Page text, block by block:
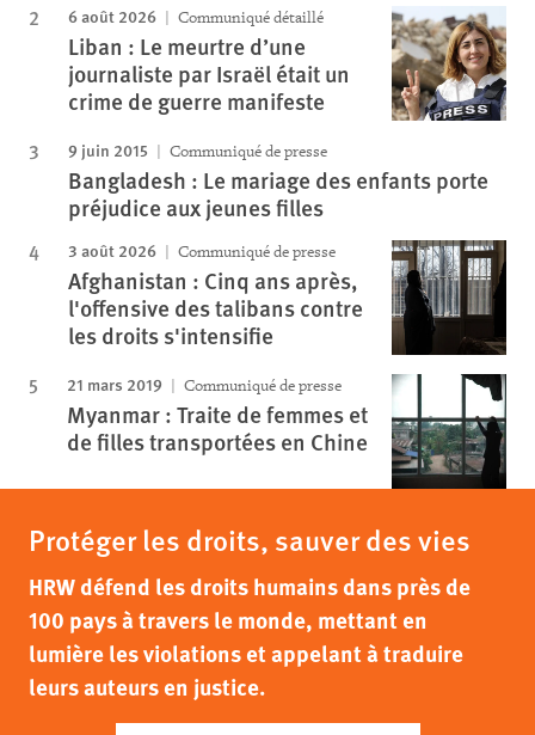
6 août 2026 Communiqué détaillé
Liban : Le meurtre d’une
journaliste par Israël était un
crime de guerre manifeste
9 juin 2015 Communiqué de presse
Bangladesh : Le mariage des enfants porte
préjudice aux jeunes filles
3 août 2026 Communiqué de presse
Afghanistan : Cinq ans après,
l'offensive des talibans contre
les droits s'intensifie
21 mars 2019 Communiqué de presse
Myanmar : Traite de femmes et
de filles transportées en Chine
Protéger les droits, sauver des vies
HRW défend les droits humains dans près de
100 pays à travers le monde, mettant en
lumière les violations et appelant à traduire
leurs auteurs en justice.